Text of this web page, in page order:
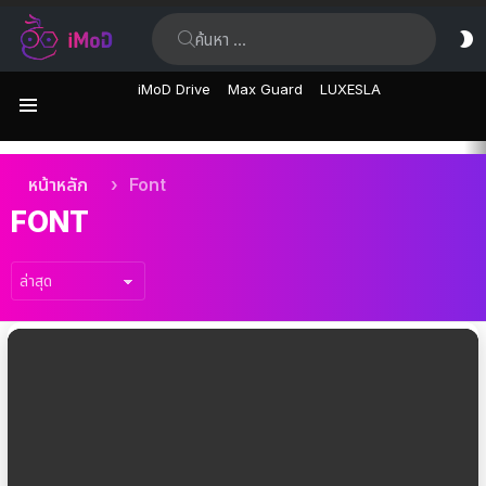
iMoD Drive Max Guard LUXESLA
เรื่อง
ล่าสุด
คุณอยู่ที่นี่:
หน้าหลัก Font
FONT
เรื่อง